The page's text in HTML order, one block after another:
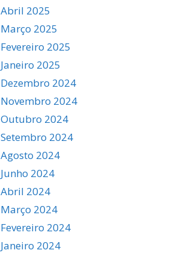
Abril 2025
Março 2025
Fevereiro 2025
Janeiro 2025
Dezembro 2024
Novembro 2024
Outubro 2024
Setembro 2024
Agosto 2024
Junho 2024
Abril 2024
Março 2024
Fevereiro 2024
Janeiro 2024